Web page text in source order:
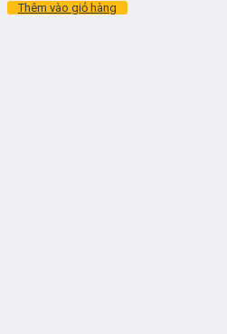
Thêm vào giỏ hàng